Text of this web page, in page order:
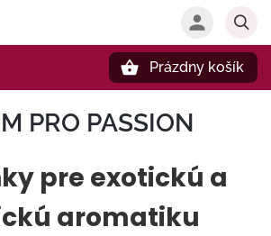
Prázdny košík
PRO PASSION
pre exotickú a
aromatiku